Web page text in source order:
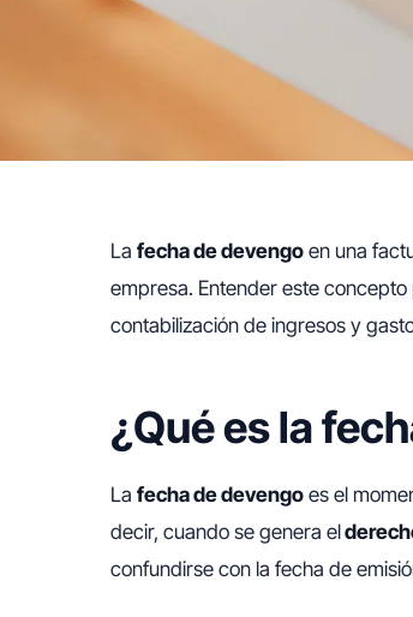
La fecha de devengo en una
empresa. Entender este
contabilización de ingresos y
¿Qué es la
La fecha de devengo es el
decir, cuando se genera el
confundirse con la fecha de